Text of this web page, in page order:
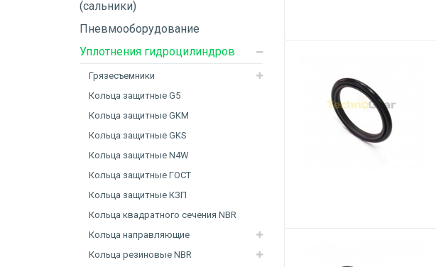
(сальники)
Пневмооборудование
Уплотнения гидроцилиндров
Грязесъемники
Кольца защитные G5
Кольца защитные GKM
Кольца защитные GKS
Кольца защитные N4W
Кольца защитные ГОСТ
Кольца защитные КЗП
Кольца квадратного сечения NBR
Кольца направляющие
Кольца резиновые NBR